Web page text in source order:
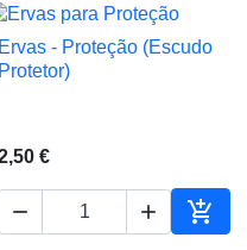
 Vista rápida
Ervas - Proteção (Escudo
Protetor)
€
  